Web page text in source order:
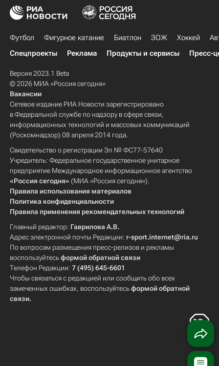
Футбол Фигурное катание Биатлон ЗОЖ Хоккей
Спецпроекты
Реклама Продукты и сервисы Пресс-
Версия 2023.1 Beta
© 2026 МИА «Россия сегодня»
Вакансии
Сетевое издание РИА Новости зарегистрировано
в Федеральной службе по надзору в сфере связи,
информационных технологий и массовых коммуникаций
(Роскомнадзор) 08 апреля 2014 года.
Свидетельство о регистрации Эл № ФС77-57640
Учредитель: Федеральное государственное унитарное
предприятие Международное информационное агентство
«Россия сегодня» (МИА «Россия сегодня»).
Правила использования материалов
Политика конфиденциальности
Правила применения рекомендательных технологий
Главный редактор: Гаврилова А.В.
Адрес электронной почты Редакции: r-sport.internet@ria.ru
По вопросам размещения пресс-релизов и рекламы
воспользуйтесьформой обратной связи
Телефон Редакции: 7 (495) 645-6601
Чтобы связаться с редакцией или сообщить обо всех
замеченных ошибках, воспользуйтесьформой обратной
связи.